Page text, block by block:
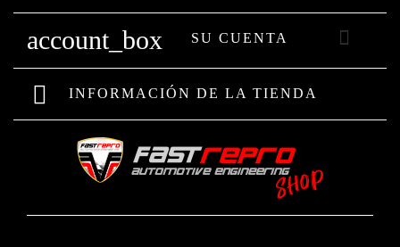
account_box SU CUENTA 
INFORMACIÓN DE LA TIENDA